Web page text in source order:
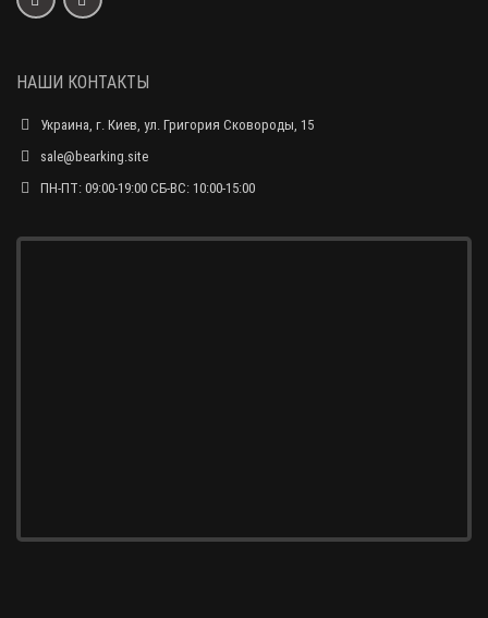
НАШИ КОНТАКТЫ
Украина, г. Киев, ул. Григория Сковороды, 15
sale@bearking.site
ПН-ПТ: 09:00-19:00 СБ-ВС: 10:00-15:00